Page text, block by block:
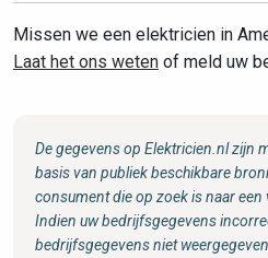
Missen we een elektricien in
Laat het ons weten of meld uw
De gegevens op Elektricien.nl zijn
basis van publiek beschikbare
consument die op zoek is naar een
Indien uw bedrijfsgegevens
bedrijfsgegevens niet